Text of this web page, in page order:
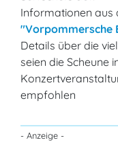
Informationen
"Vorpommersche
Details über die
seien die Scheune
empfohlen
- Anzeige -